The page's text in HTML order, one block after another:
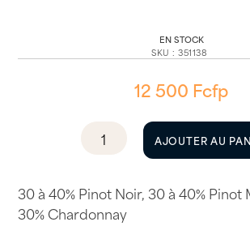
EN STOCK
SKU : 351138
12 500 Fcfp
quantité
&
Chandon
AJOUTER AU
30 à 40% Pinot Noir, 30 à 40% Pinot
30% Chardonnay